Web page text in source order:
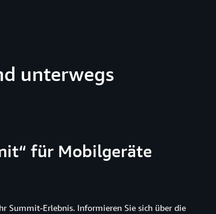
unterwegs
für Mobilgeräte
Summit-Erlebnis. Informieren Sie sich über die